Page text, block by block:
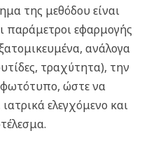
της μεθόδου είναι
παράμετροι εφαρμογής
ανάλογα
τραχύτητα), την
φωτότυπο, ώστε να
ελεγχόμενο και